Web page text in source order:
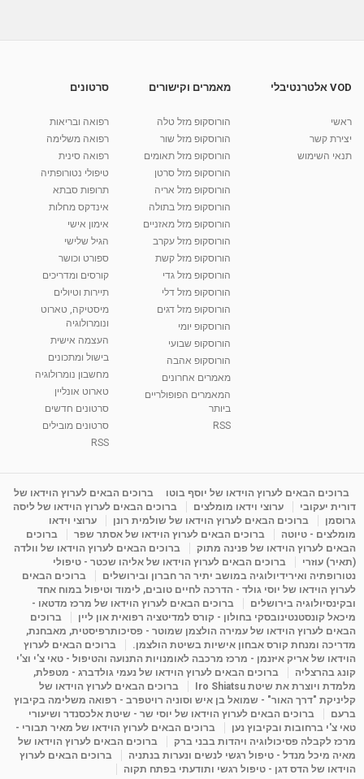
מאת
10:17
קרין גורן - העוגה המתגלצ’ת ללא קמח
38.5k צפיות
01:37
יוסי שר - מתמחה בשיטת אלכסנדר וטאי צ'י
2,738 צפיות
01:46
רנה רז-גילו -טיפול אנרגטי ויעוץ רוחני - נומרולוגית
2,314 צפיות
05:37
סודות בתאריך הלידה, משמעות חודש הלידה -
ינואר זינה ליבשיץ נומרולוגית
ליסה גרוסמן - המרכז לאימון התנהגותי - קשב
09:12
מדיטציה בדמיון מודרך - היכרות עם האני הפנימי
מאת admin 11 שנים 3,649 צפיות
פנינה מתוק - מרכז "נתיב הלב" בהרצליה-
מדיטציה-התחדשות
Shahar-vod
VOD אלטרנטיבלי
ראשי
יצירת קשר
תנאי השימוש
מאמרים וקישורים
הורוסקופ מזל טלה
הורוסקופ מזל שור
הורוסקופ מזל תאומים
הורוסקופ מזל סרטן
הורוסקופ מזל אריה
הורוסקופ מזל בתולה
הורוסקופ מזל מאזניים
הורוסקופ מזל עקרב
הורוסקופ מזל קשת
הורוסקופ מזל גדי
הורוסקופ מזל דלי
הורוסקופ מזל דגים
הורוסקופ יומי
הורוסקופ שבועי
הורוסקופ אהבה
מאמרים אחרונים
המאמרים הפופולריים
ביותר
RSS
סרטונים
רפואה ובריאות
רפואה משלימה
רפואה סינית
טיפולי נטורופתיה
תרופות סבתא
אינדקס מחלות
אימון אישי
הגיל שלישי
ספורט וכושר
קורסים ומדריכים
תיירות וטיולים
מיסטיקה, טארוט
ונומרולוגיה
העצמה אישית
בישול ומתכונים
מחשבון נומרולוגיה
טארוט אונליין
סרטונים חדשים
סרטונים מובילים
RSS
ברוכים הבאים לערוץ הוידאו של יוסף בוטו
ברוכים הבאים לערוץ הוידאו של
דורית יעקובי
ערוצי וידאו מומלצים
ברוכים הבאים לערוץ הוידאו של ליסה
גרוסמן
ברוכים הבאים לערוץ הוידאו של שולמית רונן
ערוצי וידאו
מומלצים - טיוטה
ברוכים הבאים לערוץ הוידאו של אסתר שפר
ברוכים
הבאים לערוץ הוידאו של פנינה מתוק
ברוכים הבאים לערוץ הוידאו של וולדה
(תאיר) עוזרי
ברוכים הבאים לערוץ הוידאו של אליהו שכטר - טיפולי
נטורופתיה ואירידיולוגיה במושב יתיר הר חברון ובירושלים
ברוכים הבאים
לערוץ הוידאו של יוסי גולד - הדרכה לחיים טובים, לימוד וטיפול במוח אחד
ובקינסיולוגיה בירושלים
ברוכים הבאים לערוץ הוידאו של מרכז מדטאו -
מיכאל קונסטנטינובסקי בחולון - קורס למדיטציה רפואית און ליין
ברוכים
הבאים לערוץ הוידאו של עמירה הולצמן שמוטר - פסיכותרפיסטית, מאבחנת,
מדריכה ומנחת קורס אבחון אישיות בשיטת הולצמן.
ברוכים הבאים לערוץ
הוידאו של אריק איזנמן - מרכז מרכבה לאומנויות התנועה והטיפול - טאי צ'י וצ'י
קונג בהרצליה
ברוכים הבאים לערוץ הוידאו של נעמי גולדברג - מטפלת,
מלמדת ויוצרת את שיטת Iro Shiatsu
ברוכים הבאים לערוץ הוידאו של
קליניקת "דרך האור" - שמואל בן איש וסוניה רויטפרב - רפואה משלימה בקיבוץ
ברעם
ברוכים הבאים לערוץ הוידאו של יוסי שר - שיטת אלכסנדר ושיעורי
טאי צ'י ברחובות ובקיבוץ נען
ברוכים הבאים לערוץ הוידאו של מאיר תבורי -
מרכז לקבלה פסיכולוגיה ויהדות בבני ברק
ברוכים הבאים לערוץ הוידאו של
מאיה מיכל מנדל - טיפול רגשי לנשים ונערות בנתניה
ברוכים הבאים לערוץ
הוידאו של הדס דגן - טיפול רגשי ותודעתי בפתח תקוה